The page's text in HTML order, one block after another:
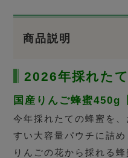
商品説明
2026年採れた
国産りんご蜂蜜450g
今年採れたての蜂蜜を
すい大容量パウチに詰め
りんごの花から採れる